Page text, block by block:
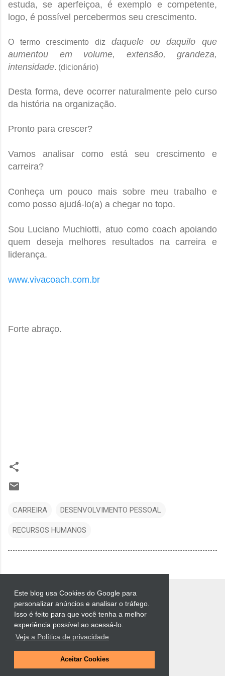
Este blog usa Cookies do Google para
personalizar anúncios e analisar o tráfego.
Isso é feito para que você tenha a melhor
experiência possível ao acessá-lo.
Veja a Política de privacidade
Aceitar Cookies
estuda, se aperfeiçoa, é exemplo e competente,
logo, é possível percebermos seu crescimento.
O termo crescimento diz daquele ou daquilo que
aumentou em volume, extensão, grandeza,
intensidade. (dicionário)
Desta forma, deve ocorrer naturalmente pelo curso
da história na organização.
Pronto para crescer?
Vamos analisar como está seu crescimento e
carreira?
Conheça um pouco mais sobre meu trabalho e
como posso ajudá-lo(a) a chegar no topo.
Sou Luciano Muchiotti, atuo como coach apoiando
quem deseja melhores resultados na carreira e
liderança.
www.vivacoach.com.br
Forte abraço.
CARREIRA DESENVOLVIMENTO PESSOAL
RECURSOS HUMANOS
Tecnologia do Blogger
Luciano Muchiotti